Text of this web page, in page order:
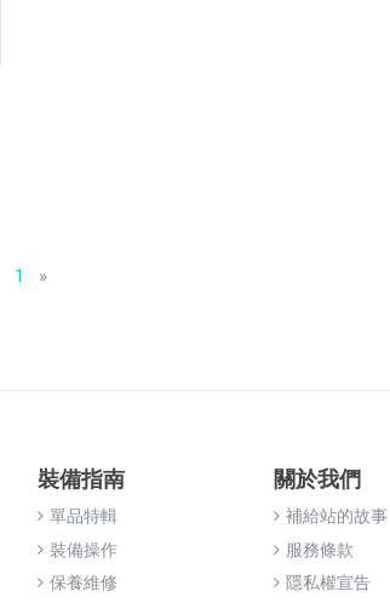
1 »
裝備指南
單品特輯
裝備操作
保養維修
關於我們
補給站的故事
服務條款
隱私權宣告